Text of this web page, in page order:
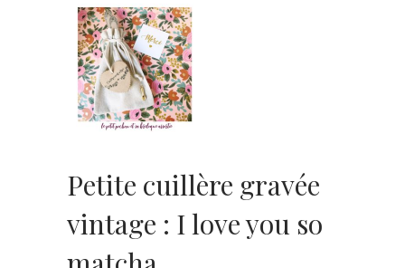
Petite cuillère gravée
vintage : I love you so